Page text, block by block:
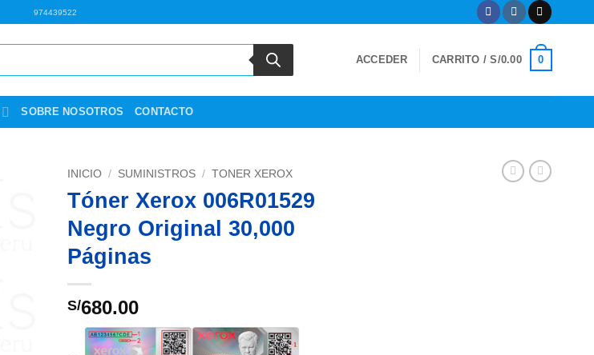
974439522
ACCEDER CARRITO /S/0.00 0
SOBRE NOSOTROS CONTACTO
INICIO / SUMINISTROS / TONER XEROX
Tóner Xerox 006R01529
Negro Original 30,000
Páginas
S/680.00